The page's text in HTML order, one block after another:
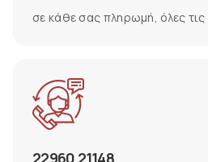
σε κάθε σας πληρωμή, όλες
22960 21148